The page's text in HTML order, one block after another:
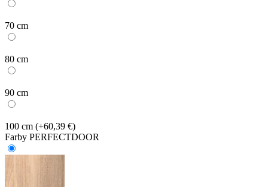
70 cm
80 cm
90 cm
100 cm (+60,39 €)
Farby PERFECTDOOR